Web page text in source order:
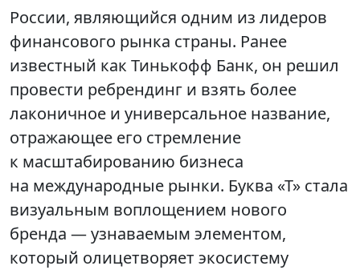
России, являющийся одним из лидеров
финансового рынка страны. Ранее
известный как Тинькофф Банк, он решил
провести ребрендинг и взять более
лаконичное и универсальное название,
отражающее его стремление
к масштабированию бизнеса
на международные рынки. Буква «Т» стала
визуальным воплощением нового
бренда — узнаваемым элементом,
который олицетворяет экосистему